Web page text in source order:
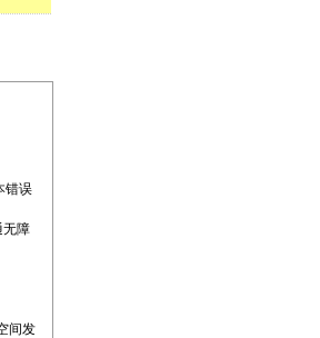
错误
无障
间发